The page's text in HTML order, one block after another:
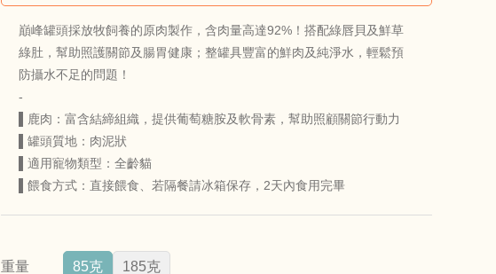
巔峰罐頭採放牧飼養的原肉製作，含肉量高達92%！搭配綠唇貝及鮮草
綠肚，幫助照護關節及腸胃健康；整罐具豐富的鮮肉及純淨水，輕鬆預
防攝水不足的問題！
-
▌鹿肉：富含結締組織，提供葡萄糖胺及軟骨素，幫助照顧關節行動力
▌罐頭質地：肉泥狀
▌適用寵物類型：全齡貓
▌餵食方式：直接餵食、若隔餐請冰箱保存，2天內食用完畢
重量 85克 185克